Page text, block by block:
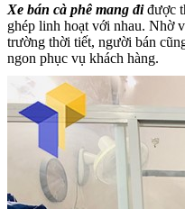
Xe bán cà phê mang đi được
ghép linh hoạt với nhau. Nhờ
trường thời tiết, người bán
ngon phục vụ khách hàng.